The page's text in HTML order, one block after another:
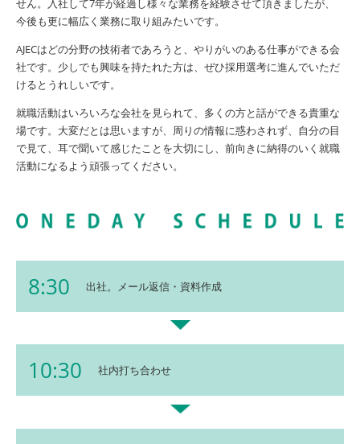
せん。入社して7年が経過し様々な業務を経験させて頂きましたが、
今後も更に幅広く業務に取り組みたいです。
AJECはどの分野の技術者であろうと、やりがいのある仕事ができる会
社です。少しでも興味を持たれた方は、ぜひ採用選考に進んでいただ
けるとうれしいです。
就職活動はいろいろな会社を見られて、多くの方と話ができる貴重な
場です。大変だとは思いますが、周りの情報に惑わされず、自分の目
で見て、耳で聞いて感じたことを大切にし、前向きに納得のいく就職
活動になるよう頑張ってください。
8:30 出社。メール返信・資料作成
10:30 社内打ち合わせ